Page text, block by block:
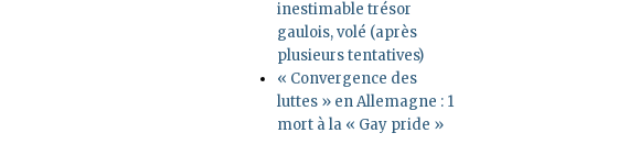
inestimable trésor
gaulois, volé (après
plusieurs tentatives)
« Convergence des
luttes » en Allemagne : 1
mort à la « Gay pride »